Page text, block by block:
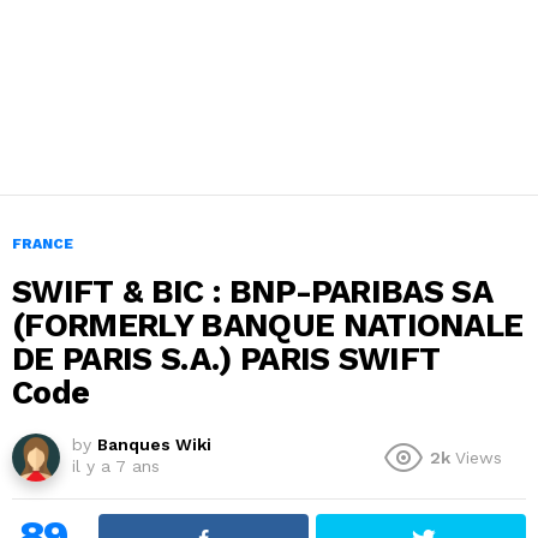
FRANCE
SWIFT & BIC : BNP-PARIBAS SA
(FORMERLY BANQUE NATIONALE
DE PARIS S.A.) PARIS SWIFT
Code
by Banques Wiki
il y a 7 ans
2k Views